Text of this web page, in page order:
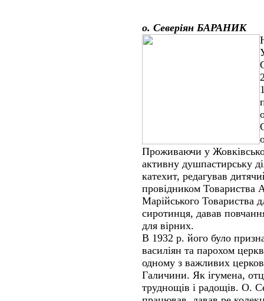
о. Северіян БАРАНИК
Проживаючи у
активну душпастирську
катехит, редагував
провідником Товариства
Марійського Товариства
сиротинця, давав
для вірних.
В 1932 р. його було
василіян та парохом
одному з важливих
Галичини. Як ігумена,
труднощів і радощів. О.